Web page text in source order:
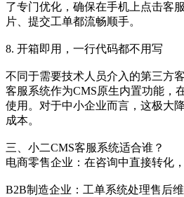
了专门优化，确保在手机上点击客
片、提交工单都流畅顺手。
8. 开箱即用，一行代码都不用写
不同于需要技术人员介入的第三方
客服系统作为CMS原生内置功能，
使用。对于中小企业而言，这极大
成本。
三、小二CMS客服系统适合谁？
电商零售企业：在咨询中直接转化
B2B制造企业：工单系统处理售后